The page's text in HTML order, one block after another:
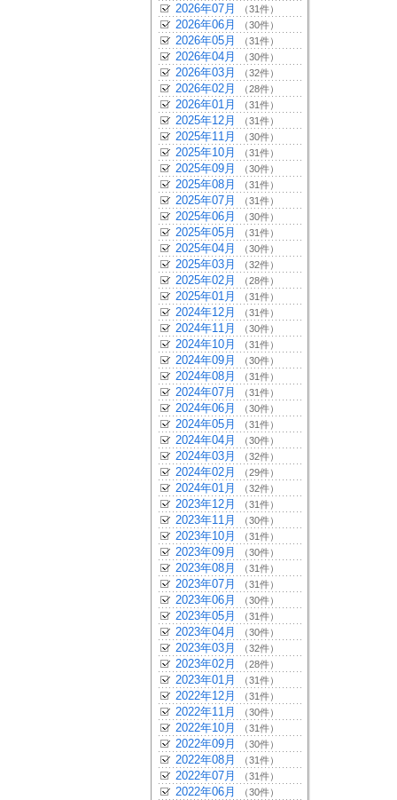
2026年07月 （31件）
2026年06月 （30件）
2026年05月 （31件）
2026年04月 （30件）
2026年03月 （32件）
2026年02月 （28件）
2026年01月 （31件）
2025年12月 （31件）
2025年11月 （30件）
2025年10月 （31件）
2025年09月 （30件）
2025年08月 （31件）
2025年07月 （31件）
2025年06月 （30件）
2025年05月 （31件）
2025年04月 （30件）
2025年03月 （32件）
2025年02月 （28件）
2025年01月 （31件）
2024年12月 （31件）
2024年11月 （30件）
2024年10月 （31件）
2024年09月 （30件）
2024年08月 （31件）
2024年07月 （31件）
2024年06月 （30件）
2024年05月 （31件）
2024年04月 （30件）
2024年03月 （32件）
2024年02月 （29件）
2024年01月 （32件）
2023年12月 （31件）
2023年11月 （30件）
2023年10月 （31件）
2023年09月 （30件）
2023年08月 （31件）
2023年07月 （31件）
2023年06月 （30件）
2023年05月 （31件）
2023年04月 （30件）
2023年03月 （32件）
2023年02月 （28件）
2023年01月 （31件）
2022年12月 （31件）
2022年11月 （30件）
2022年10月 （31件）
2022年09月 （30件）
2022年08月 （31件）
2022年07月 （31件）
2022年06月 （30件）